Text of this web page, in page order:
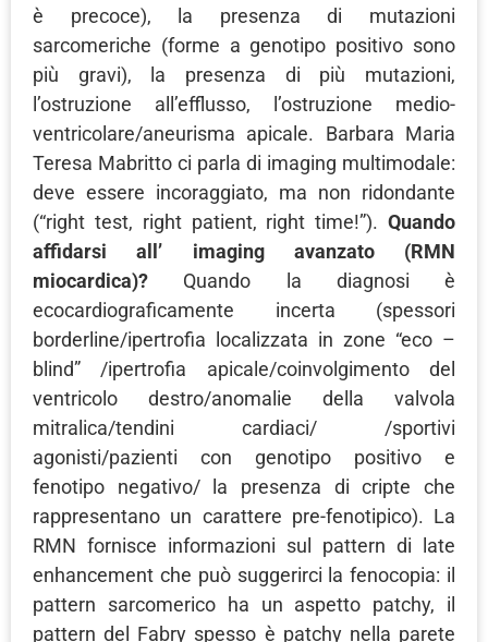
è precoce), la presenza di mutazioni
sarcomeriche (forme a genotipo positivo sono
più gravi), la presenza di più mutazioni,
l’ostruzione all’efflusso, l’ostruzione medio-
ventricolare/aneurisma apicale. Barbara Maria
Teresa Mabritto ci parla di imaging multimodale:
deve essere incoraggiato, ma non ridondante
(“right test, right patient, right time!”). Quando
affidarsi all’ imaging avanzato (RMN
miocardica)? Quando la diagnosi è
ecocardiograficamente incerta (spessori
borderline/ipertrofia localizzata in zone “eco –
blind” /ipertrofia apicale/coinvolgimento del
ventricolo destro/anomalie della valvola
mitralica/tendini cardiaci/ /sportivi
agonisti/pazienti con genotipo positivo e
fenotipo negativo/ la presenza di cripte che
rappresentano un carattere pre-fenotipico). La
RMN fornisce informazioni sul pattern di late
enhancement che può suggerirci la fenocopia: il
pattern sarcomerico ha un aspetto patchy, il
pattern del Fabry spesso è patchy nella parete